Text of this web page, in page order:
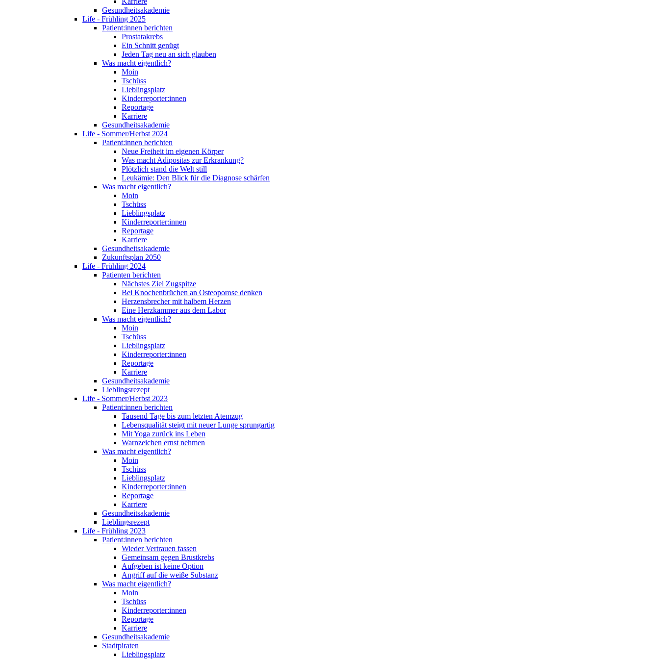
Gesundheitsakademie
Life - Frühling 2025
Patient:innen berichten
Prostatakrebs
Ein Schnitt genügt
Jeden Tag neu an sich glauben
Was macht eigentlich?
Moin
Tschüss
Lieblingsplatz
Kinderreporter:innen
Reportage
Karriere
Gesundheitsakademie
Life - Sommer/Herbst 2024
Patient:innen berichten
Neue Freiheit im eigenen Körper
Was macht Adipositas zur Erkrankung?
Plötzlich stand die Welt still
Leukämie: Den Blick für die Diagnose schärfen
Was macht eigentlich?
Moin
Tschüss
Lieblingsplatz
Kinderreporter:innen
Reportage
Karriere
Gesundheitsakademie
Zukunftsplan 2050
Life - Frühling 2024
Patienten berichten
Nächstes Ziel Zugspitze
Bei Knochenbrüchen an Osteoporose denken
Herzensbrecher mit halbem Herzen
Eine Herzkammer aus dem Labor
Was macht eigentlich?
Moin
Tschüss
Lieblingsplatz
Kinderreporter:innen
Reportage
Karriere
Gesundheitsakademie
Lieblingsrezept
Life - Sommer/Herbst 2023
Patient:innen berichten
Tausend Tage bis zum letzten Atemzug
Lebensqualität steigt mit neuer Lunge sprungartig
Mit Yoga zurück ins Leben
Warnzeichen ernst nehmen
Was macht eigentlich?
Moin
Tschüss
Lieblingsplatz
Kinderreporter:innen
Reportage
Karriere
Gesundheitsakademie
Lieblingsrezept
Life - Frühling 2023
Patient:innen berichten
Wieder Vertrauen fassen
Gemeinsam gegen Brustkrebs
Aufgeben ist keine Option
Angriff auf die weiße Substanz
Was macht eigentlich?
Moin
Tschüss
Kinderreporter:innen
Reportage
Karriere
Gesundheitsakademie
Stadtpiraten
Lieblingsplatz